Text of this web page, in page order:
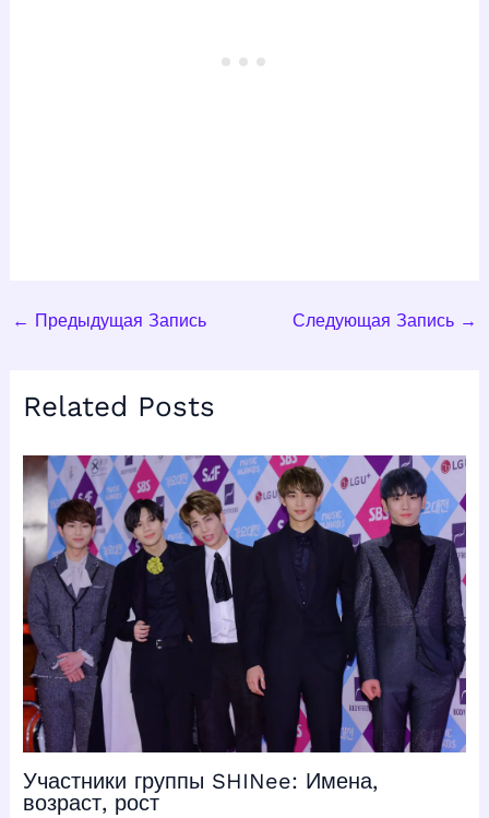
← Предыдущая Запись Следующая Запись →
Related Posts
Участники группы SHINee: Имена,
возраст, рост